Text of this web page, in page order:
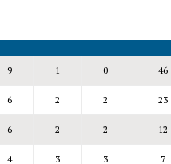
9 1 0 46
6 2 2 23
6 2 2 12
4 3 3 7